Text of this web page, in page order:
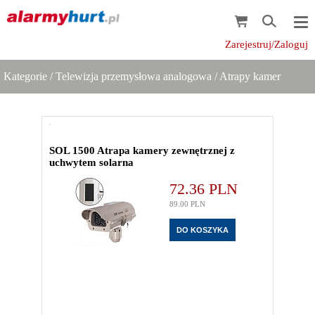
Zarejestruj/Zaloguj
Kategorie /Telewizja przemysłowa analogowa /Atrapy kamer
SOL 1500 Atrapa kamery zewnętrznej z
uchwytem solarna
72.36 PLN
89.00 PLN